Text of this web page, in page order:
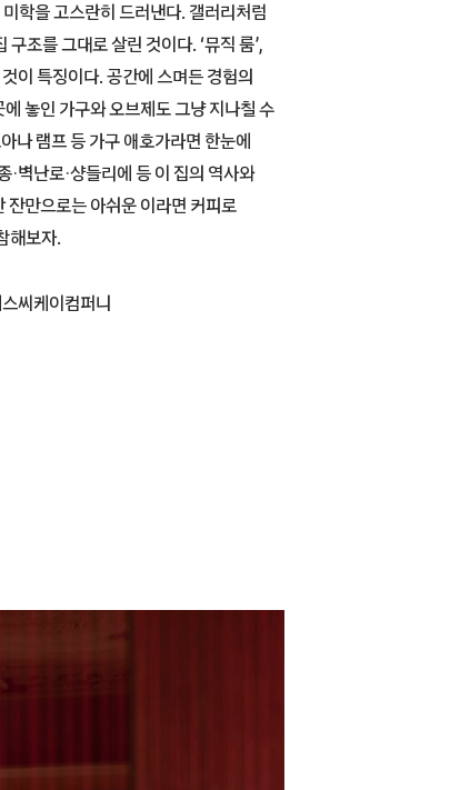
학을 고스란히 드러낸다. 갤러리처럼
조를 그대로 살린 것이다. ‘뮤직 룸’,
이 특징이다. 공간에 스며든 경험의
놓인 가구와 오브제도 그냥 지나칠 수
나 램프 등 가구 애호가라면 한눈에
·벽난로·샹들리에 등 이 집의 역사와
잔만으로는 아쉬운 이라면 커피로
해보자.
씨케이컴퍼니